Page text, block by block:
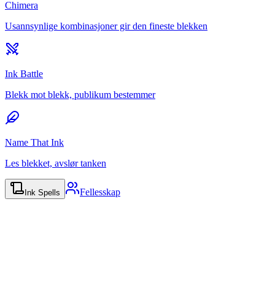
Chimera
Usannsynlige kombinasjoner gir den fineste blekken
Ink Battle
Blekk mot blekk, publikum bestemmer
Name That Ink
Les blekket, avslør tanken
Ink Spells Fellesskap